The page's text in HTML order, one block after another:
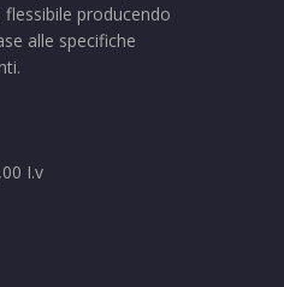
flessibile producendo
alle specifiche
I.v